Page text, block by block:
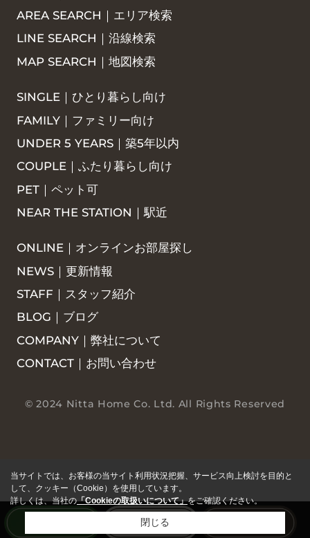
AREA SEARCH｜エリア検索
LINE SEARCH｜沿線検索
MAP SEARCH｜地図検索
SINGLE｜ひとり暮らし向け
FAMILY｜ファミリー向け
UNDER 5 YEARS｜築5年以内
COUPLE｜ふたり暮らし向け
PET｜ペット可
NEAR THE STATION｜駅近
ONLINE｜オンラインお部屋探し
NEWS｜更新情報
STAFF｜スタッフ紹介
BLOG｜ブログ
COMPANY｜弊社について
CONTACT｜お問い合わせ
© 2024 Nitta Home Co. Ltd. All Rights Reserved
当サイトでは、お客様の当サイト利用状況把握、サービス向上検討を目的と
して、クッキー（Cookie）を使用しています。
詳しくは、当社の「Cookieの取扱いについて」をご確認ください。
閉じる